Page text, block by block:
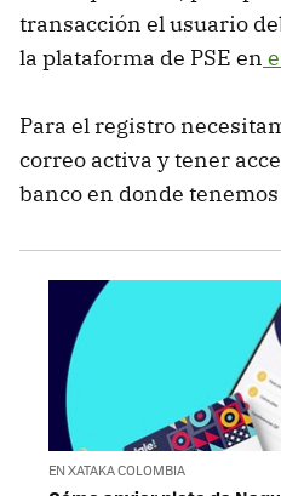
transacción el usuario
la plataforma de PSE en
Para el registro
correo activa y tener
banco en donde
EN XATAKA COLOMBIA